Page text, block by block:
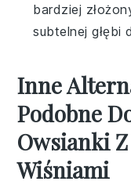
bardziej
subtelnej głębi
Inne
Podobne
Owsianki
Wiśniami